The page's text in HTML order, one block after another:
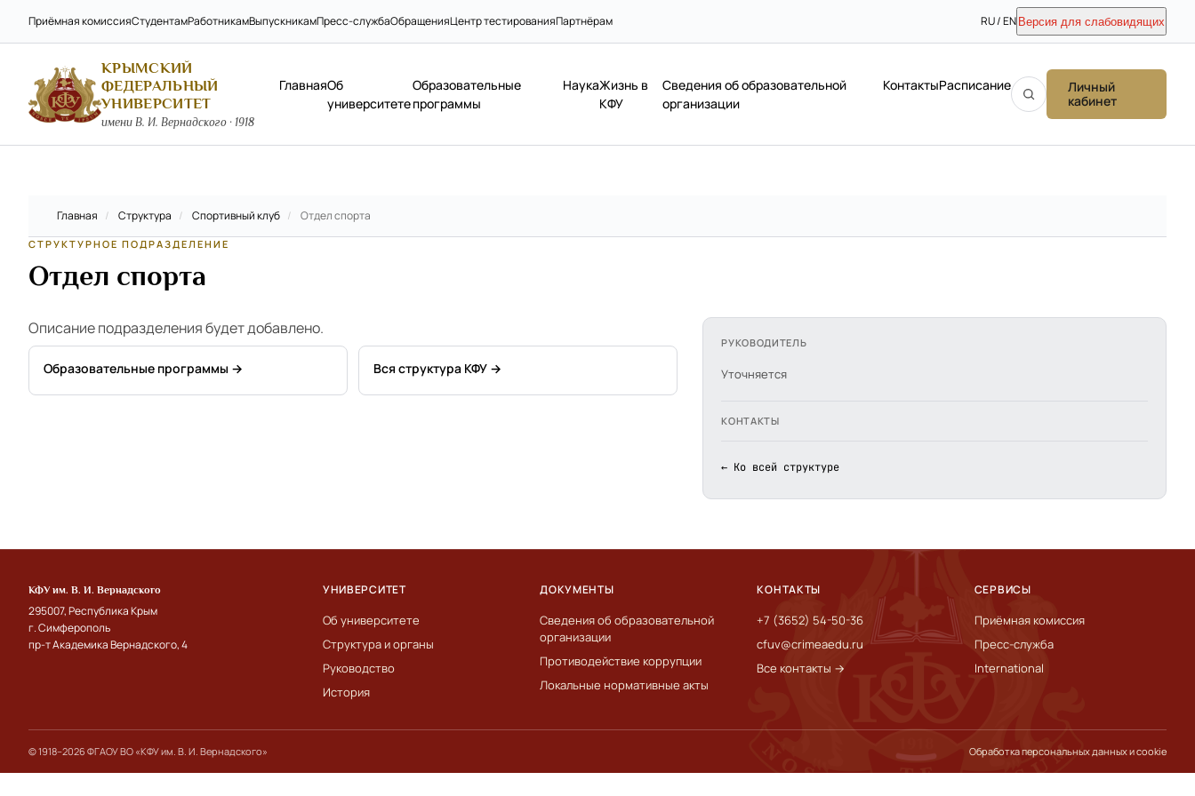
Приёмная комиссияСтудентамРаботникамВыпускникамПресс-службаОбращенияЦентр тестированияПартнёрам RU / EN Версия для слабовидящих
КРЫМСКИЙ
ФЕДЕРАЛЬНЫЙ
УНИВЕРСИТЕТ
имени В. И. Вернадского · 1918
ГлавнаяОб
университете
Образовательные
программы
НаукаЖизнь в
КФУ
Сведения об образовательной
организации
КонтактыРасписание
Личный
кабинет
Главная / Структура / Спортивный клуб / Отдел спорта
СТРУКТУРНОЕ ПОДРАЗДЕЛЕНИЕ
Отдел спорта
Описание подразделения будет добавлено.
Образовательные программы → Вся структура КФУ →
РУКОВОДИТЕЛЬ
Уточняется
КОНТАКТЫ
← Ко всей структуре
КФУ им. В. И. Вернадского
295007, Республика Крым
г. Симферополь
пр-т Академика Вернадского, 4
УНИВЕРСИТЕТ
Об университете
Структура и органы
Руководство
История
ДОКУМЕНТЫ
Сведения об образовательной
организации
Противодействие коррупции
Локальные нормативные акты
КОНТАКТЫ
+7 (3652) 54-50-36
cfuv@crimeaedu.ru
Все контакты →
СЕРВИСЫ
Приёмная комиссия
Пресс-служба
International
© 1918–2026 ФГАОУ ВО «КФУ им. В. И. Вернадского» Обработка персональных данных и cookie